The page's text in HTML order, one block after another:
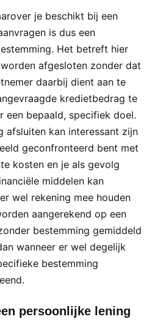
je beschikt bij een
is dus een
Het betreft hier
afgesloten zonder dat
daarbij dient aan te
kredietbedrag te
een bepaald, specifiek doel.
afsluiten kan interessant zijn
geconfronteerd bent met
kosten en je als gevolg
middelen kan
wel rekening mee houden
aangerekend op een
bestemming gemiddeld
wanneer er wel degelijk
bestemming
persoonlijke lening